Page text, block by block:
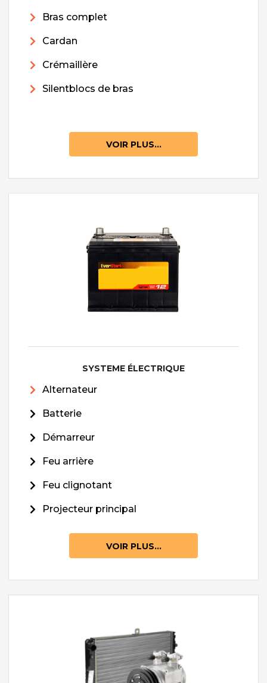
Bras complet
Cardan
Crémaillère
Silentblocs de bras
VOIR PLUS...
SYSTEME ÉLECTRIQUE
Alternateur
Batterie
Démarreur
Feu arrière
Feu clignotant
Projecteur principal
VOIR PLUS...